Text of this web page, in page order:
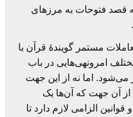
قصد فتوحات به مرزهای
مستمر گویندۀ قرآن با
امرونهی‌هایی در باب
اما نه از این جهت
از آن جهت که آن‌ها یک
الزامی لازم دارد تا